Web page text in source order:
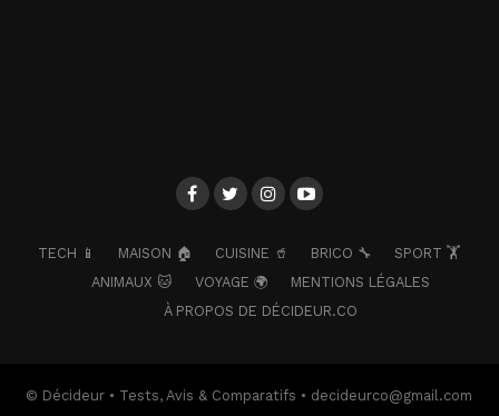
TECH 📱 MAISON 🏠 CUISINE 🥤 BRICO 🔧
SPORT 🏋️
ANIMAUX 🐱
VOYAGE 🌍
MENTIONS LÉGALES
À PROPOS DE DÉCIDEUR.CO
© Décideur • Tests, Avis & Comparatifs • decideurco@gmail.com